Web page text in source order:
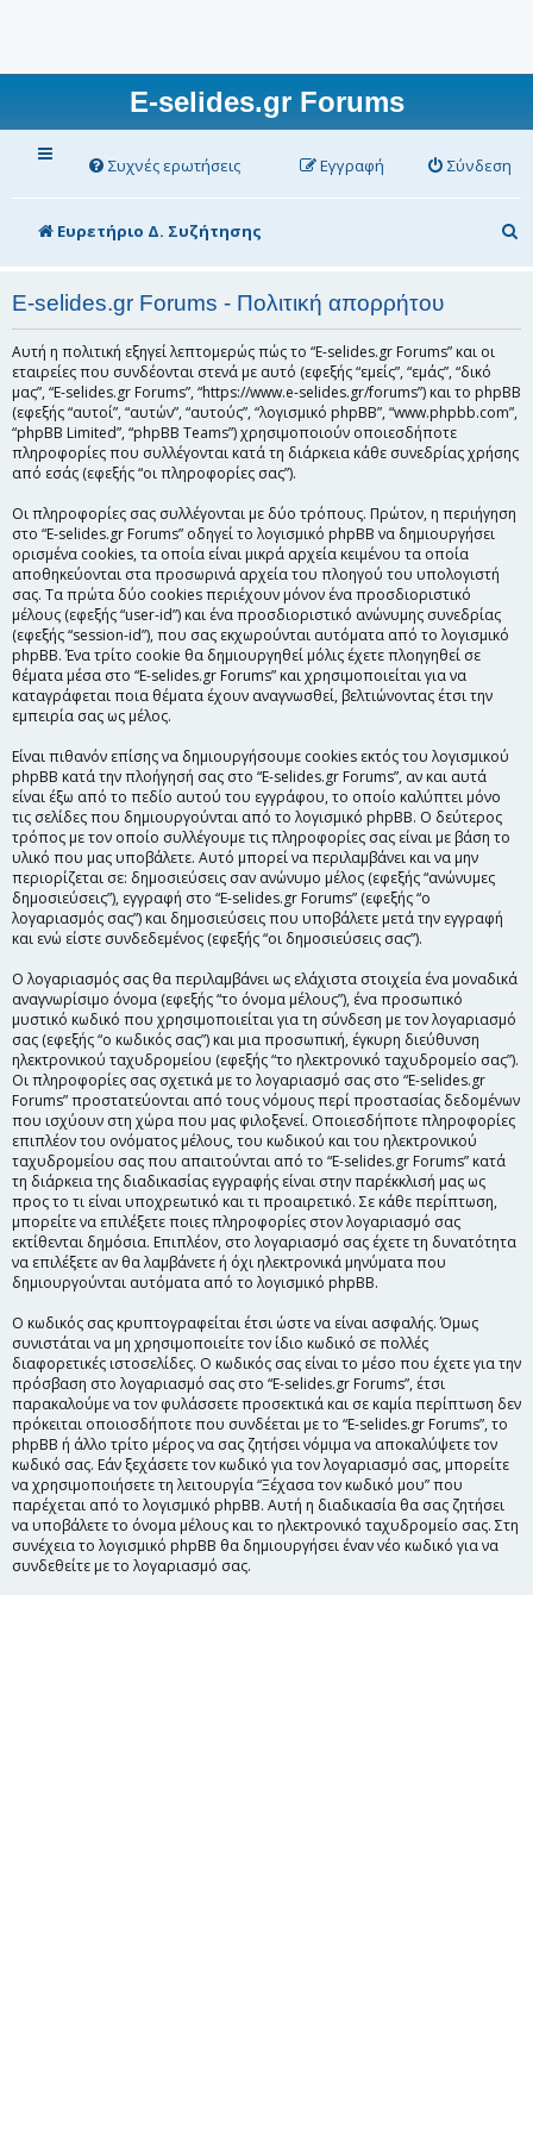
E-selides.gr Forums
Συχνές ερωτήσεις Σύνδεση
Εγγραφή
Ευρετήριο Δ. Συζήτησης
ν
ζ
E-selides.gr Forums - Πολιτική απορρήτου
Αυτή η πολιτική εξηγεί λεπτομερώς πώς το “E-selides.gr Forums” και οι
εταιρείες που συνδέονται στενά με αυτό (εφεξής “εμείς”, “εμάς”, “δικό
μας”, “E-selides.gr Forums”, “https://www.e-selides.gr/forums”) και το phpBB
(εφεξής “αυτοί”, “αυτών”, “αυτούς”, “λογισμικό phpBB”, “www.phpbb.com”,
“phpBB Limited”, “phpBB Teams”) χρησιμοποιούν οποιεσδήποτε
πληροφορίες που συλλέγονται κατά τη διάρκεια κάθε συνεδρίας χρήσης
από εσάς (εφεξής “οι πληροφορίες σας”).
Οι πληροφορίες σας συλλέγονται με δύο τρόπους. Πρώτον, η περιήγηση
στο “E-selides.gr Forums” οδηγεί το λογισμικό phpBB να δημιουργήσει
ορισμένα cookies, τα οποία είναι μικρά αρχεία κειμένου τα οποία
αποθηκεύονται στα προσωρινά αρχεία του πλοηγού του υπολογιστή
σας. Τα πρώτα δύο cookies περιέχουν μόνον ένα προσδιοριστικό
μέλους (εφεξής “user-id”) και ένα προσδιοριστικό ανώνυμης συνεδρίας
(εφεξής “session-id”), που σας εκχωρούνται αυτόματα από το λογισμικό
phpBB. Ένα τρίτο cookie θα δημιουργηθεί μόλις έχετε πλοηγηθεί σε
θέματα μέσα στο “E-selides.gr Forums” και χρησιμοποιείται για να
καταγράφεται ποια θέματα έχουν αναγνωσθεί, βελτιώνοντας έτσι την
εμπειρία σας ως μέλος.
Είναι πιθανόν επίσης να δημιουργήσουμε cookies εκτός του λογισμικού
phpBB κατά την πλοήγησή σας στο “E-selides.gr Forums”, αν και αυτά
είναι έξω από το πεδίο αυτού του εγγράφου, το οποίο καλύπτει μόνο
τις σελίδες που δημιουργούνται από το λογισμικό phpBB. Ο δεύτερος
τρόπος με τον οποίο συλλέγουμε τις πληροφορίες σας είναι με βάση το
υλικό που μας υποβάλετε. Αυτό μπορεί να περιλαμβάνει και να μην
περιορίζεται σε: δημοσιεύσεις σαν ανώνυμο μέλος (εφεξής “ανώνυμες
δημοσιεύσεις”), εγγραφή στο “E-selides.gr Forums” (εφεξής “ο
λογαριασμός σας”) και δημοσιεύσεις που υποβάλετε μετά την εγγραφή
και ενώ είστε συνδεδεμένος (εφεξής “οι δημοσιεύσεις σας”).
Ο λογαριασμός σας θα περιλαμβάνει ως ελάχιστα στοιχεία ένα μοναδικά
αναγνωρίσιμο όνομα (εφεξής “το όνομα μέλους”), ένα προσωπικό
μυστικό κωδικό που χρησιμοποιείται για τη σύνδεση με τον λογαριασμό
σας (εφεξής “ο κωδικός σας”) και μια προσωπική, έγκυρη διεύθυνση
ηλεκτρονικού ταχυδρομείου (εφεξής “το ηλεκτρονικό ταχυδρομείο σας”).
Οι πληροφορίες σας σχετικά με το λογαριασμό σας στο “E-selides.gr
Forums” προστατεύονται από τους νόμους περί προστασίας δεδομένων
που ισχύουν στη χώρα που μας φιλοξενεί. Οποιεσδήποτε πληροφορίες
επιπλέον του ονόματος μέλους, του κωδικού και του ηλεκτρονικού
ταχυδρομείου σας που απαιτούνται από το “E-selides.gr Forums” κατά
τη διάρκεια της διαδικασίας εγγραφής είναι στην παρέκκλισή μας ως
προς το τι είναι υποχρεωτικό και τι προαιρετικό. Σε κάθε περίπτωση,
μπορείτε να επιλέξετε ποιες πληροφορίες στον λογαριασμό σας
εκτίθενται δημόσια. Επιπλέον, στο λογαριασμό σας έχετε τη δυνατότητα
να επιλέξετε αν θα λαμβάνετε ή όχι ηλεκτρονικά μηνύματα που
δημιουργούνται αυτόματα από το λογισμικό phpBB.
Ο κωδικός σας κρυπτογραφείται έτσι ώστε να είναι ασφαλής. Όμως
συνιστάται να μη χρησιμοποιείτε τον ίδιο κωδικό σε πολλές
διαφορετικές ιστοσελίδες. Ο κωδικός σας είναι το μέσο που έχετε για την
πρόσβαση στο λογαριασμό σας στο “E-selides.gr Forums”, έτσι
παρακαλούμε να τον φυλάσσετε προσεκτικά και σε καμία περίπτωση δεν
πρόκειται οποιοσδήποτε που συνδέεται με το “E-selides.gr Forums”, το
phpBB ή άλλο τρίτο μέρος να σας ζητήσει νόμιμα να αποκαλύψετε τον
κωδικό σας. Εάν ξεχάσετε τον κωδικό για τον λογαριασμό σας, μπορείτε
να χρησιμοποιήσετε τη λειτουργία “Ξέχασα τον κωδικό μου” που
παρέχεται από το λογισμικό phpBB. Αυτή η διαδικασία θα σας ζητήσει
να υποβάλετε το όνομα μέλους και το ηλεκτρονικό ταχυδρομείο σας. Στη
συνέχεια το λογισμικό phpBB θα δημιουργήσει έναν νέο κωδικό για να
συνδεθείτε με το λογαριασμό σας.